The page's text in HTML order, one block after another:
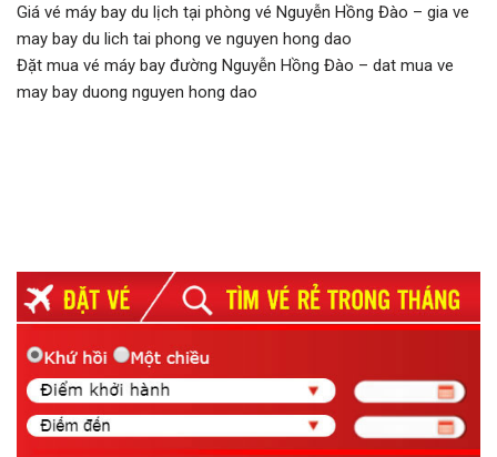
Giá vé máy bay du lịch tại phòng vé Nguyễn Hồng Đào – gia ve
may bay du lich tai phong ve nguyen hong dao
Đặt mua vé máy bay đường Nguyễn Hồng Đào – dat mua ve
may bay duong nguyen hong dao